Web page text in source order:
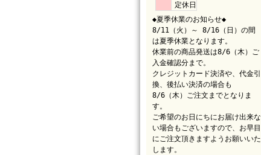
定休日
◆夏季休業のお知らせ◆
8/11（火）～ 8/16（日）の間
は夏季休業となります。
休業前の商品発送は8/6（木）ご
入金確認分まで。
クレジットカード決済や、代金引
換、後払い決済の場合も
8/6（木）ご注文までとなりま
す。
ご希望のお日にちにお届け出来な
い場合もございますので、お早目
にご注文頂きますようお願いいた
します。